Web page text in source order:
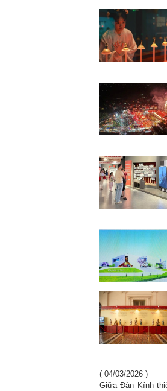
( 04/03/2026 )
Giữa Đàn Kính